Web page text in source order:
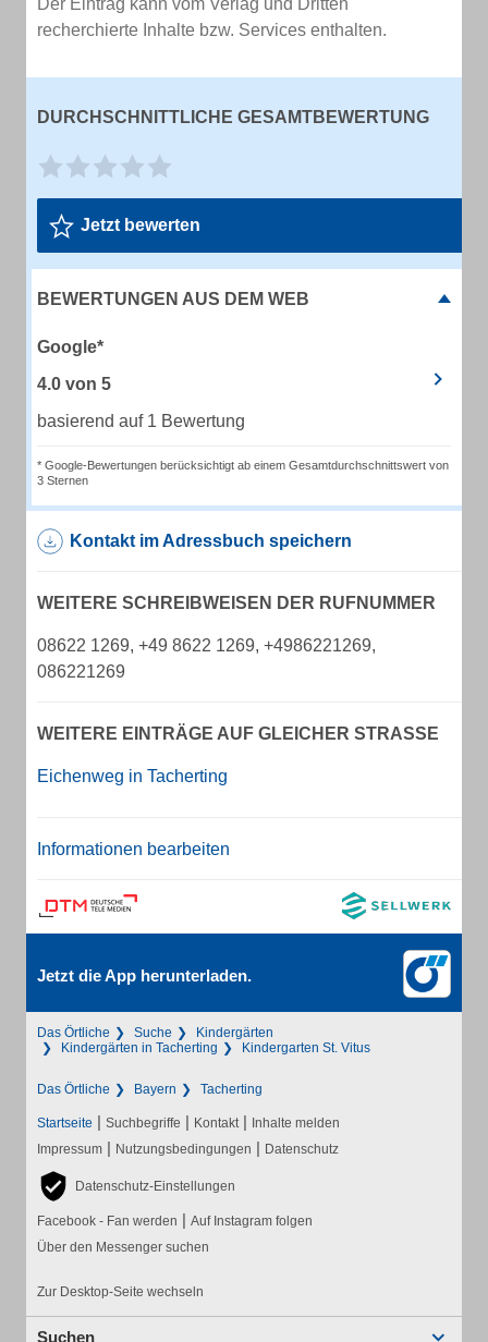
Der Eintrag kann vom Verlag und Dritten
recherchierte Inhalte bzw. Services enthalten.
DURCHSCHNITTLICHE GESAMTBEWERTUNG
Jetzt bewerten
BEWERTUNGEN AUS DEM WEB
Google*
4.0 von 5
basierend auf 1 Bewertung
* Google-Bewertungen berücksichtigt ab einem Gesamtdurchschnittswert von
3 Sternen
Kontakt im Adressbuch speichern
WEITERE SCHREIBWEISEN DER RUFNUMMER
08622 1269, +49 8622 1269, +4986221269,
086221269
WEITERE EINTRÄGE AUF GLEICHER STRASSE
Eichenweg in Tacherting
Informationen bearbeiten
Jetzt die App herunterladen.
Das Örtliche Suche
Kindergärten
Kindergärten in Tacherting
Kindergarten St. Vitus
Das Örtliche Bayern Tacherting
Startseite | Suchbegriffe | Kontakt | Inhalte melden
Impressum | Nutzungsbedingungen | Datenschutz
Datenschutz-Einstellungen
Facebook - Fan werden | Auf Instagram folgen
Über den Messenger suchen
Zur Desktop-Seite wechseln
Suchen